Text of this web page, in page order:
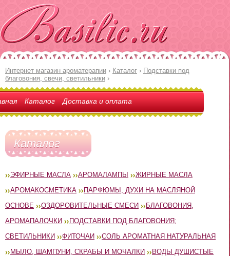
Интернет магазин ароматерапии › Каталог › Подставки под
благовония, свечи, светильники ›
Каталог Доставка и оплата
Каталог
ЭФИРНЫЕ МАСЛА АРОМАЛАМПЫ
ЖИРНЫЕ МАСЛА
АРОМАКОСМЕТИКА
ПАРФЮМЫ, ДУХИ НА МАСЛЯНОЙ
ОСНОВЕ
ОЗДОРОВИТЕЛЬНЫЕ СМЕСИ
БЛАГОВОНИЯ,
АРОМАПАЛОЧКИ
ПОДСТАВКИ ПОД БЛАГОВОНИЯ;
СВЕТИЛЬНИКИ
ФИТОЧАИ
СОЛЬ АРОМАТНАЯ НАТУРАЛЬНАЯ
МЫЛО, ШАМПУНИ, СКРАБЫ И МОЧАЛКИ
ВОДЫ ДУШИСТЫЕ